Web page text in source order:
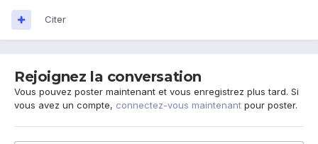
Citer
Rejoignez la conversation
Vous pouvez poster maintenant et vous enregistrez plus tard. Si
vous avez un compte, connectez-vous maintenant pour poster.